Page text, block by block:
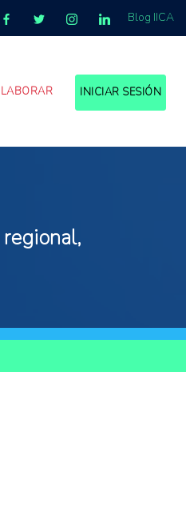
Blog IICA
INICIAR SESIÓN
DEBERÁN SER